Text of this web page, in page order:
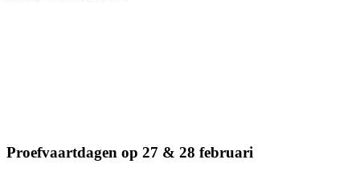
Proefvaartdagen op 27 & 28 februari